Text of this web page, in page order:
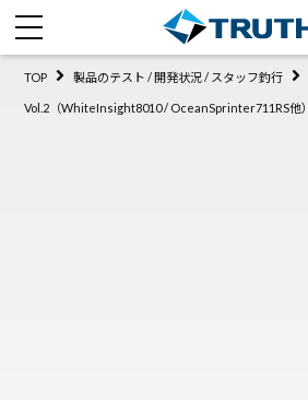
TOP 製品のテスト / 開発状況 / スタッフ釣行
Vol.2（WhiteInsight8010 / OceanSprinter711RS他）